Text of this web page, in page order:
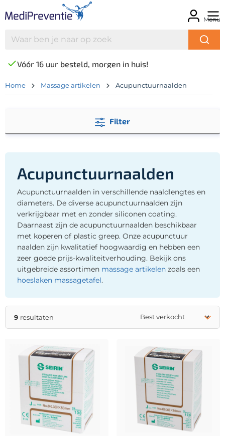
Menu
Vóór 16 uur besteld, morgen in huis!
Home Massage artikelen Acupunctuurnaalden
Filter
Acupunctuurnaalden
Acupunctuurnaalden in verschillende naaldlengtes en
diameters. De diverse acupunctuurnaalden zijn
verkrijgbaar met en zonder siliconen coating.
Daarnaast zijn de acupunctuurnaalden beschikbaar
met koperen of plastic greep. Onze acupunctuur
naalden zijn kwalitatief hoogwaardig en hebben een
zeer goede prijs-kwaliteitverhouding. Bekijk ons
uitgebreide assortimen massage artikelen zoals een
hoeslaken massagetafel.
9 resultaten